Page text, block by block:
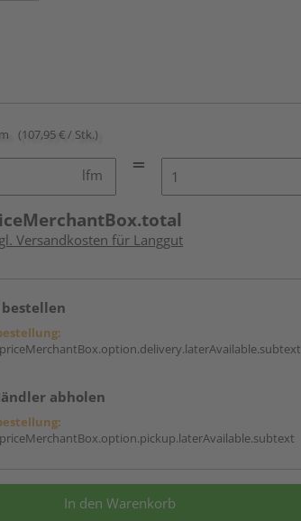
(107,95 € / Stk.)
lfm
Versandkosten für Langgut
abholen
In den Warenkorb